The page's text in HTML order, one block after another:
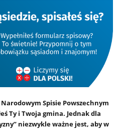
Narodowym Spisie Powszechnym
Ty i Twoja gmina. Jednak dla
niezwykle ważne jest, aby w